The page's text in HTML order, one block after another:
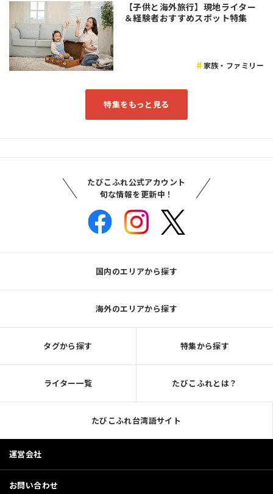
【子供と海外旅行】現地ライター
＆経験者おすすめスポット特集
家族・ファミリー
特集をもっと見る
たびこふれ公式アカウント
旬な情報を更新中！
国内のエリアから探す
海外のエリアから探す
タグから探す 特集から探す
ライター一覧 たびこふれとは？
たびこふれ台湾語サイト
運営会社
お問い合わせ